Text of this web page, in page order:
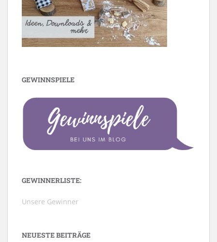
GEWINNSPIELE
GEWINNERLISTE:
Unsere Gewinner
NEUESTE BEITRÄGE